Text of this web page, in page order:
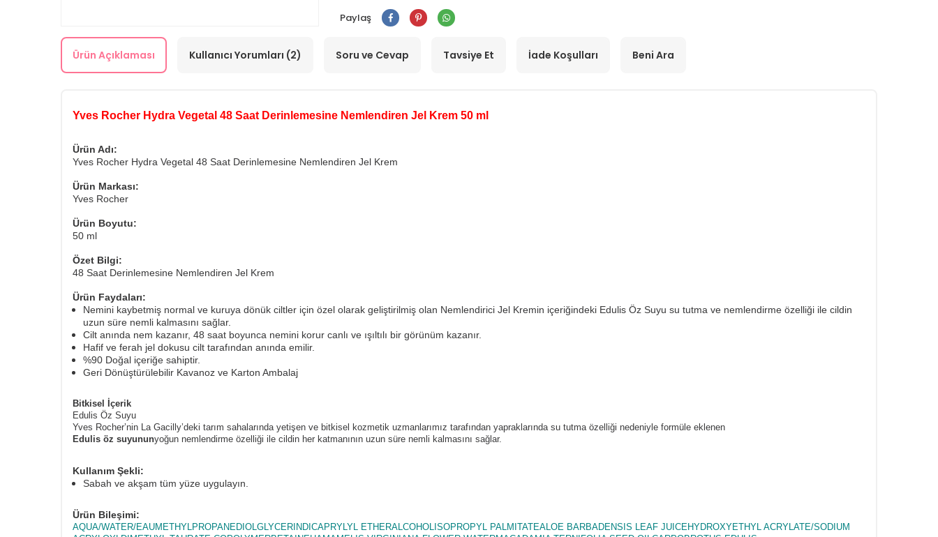
Paylaş
Ürün Açıklaması Kullanıcı Yorumları (2) Soru ve Cevap Tavsiye Et İade Koşulları Beni Ara
Yves Rocher Hydra Vegetal 48 Saat Derinlemesine Nemlendiren Jel Krem 50 ml
Ürün Adı:
Yves Rocher Hydra Vegetal 48 Saat Derinlemesine Nemlendiren Jel Krem
Ürün Markası:
Yves Rocher
Ürün Boyutu:
50 ml
Özet Bilgi:
48 Saat Derinlemesine Nemlendiren Jel Krem
Ürün Faydaları:
Nemini kaybetmiş normal ve kuruya dönük ciltler için özel olarak geliştirilmiş olan Nemlendirici Jel Kremin içeriğindeki Edulis Öz Suyu su tutma ve nemlendirme özelliği ile cildin
uzun süre nemli kalmasını sağlar.
Cilt anında nem kazanır, 48 saat boyunca nemini korur canlı ve ışıltılı bir görünüm kazanır.
Hafif ve ferah jel dokusu cilt tarafından anında emilir.
%90 Doğal içeriğe sahiptir.
Geri Dönüştürülebilir Kavanoz ve Karton Ambalaj
Bitkisel İçerik
Edulis Öz Suyu
Yves Rocher’nin La Gacilly’deki tarım sahalarında yetişen ve bitkisel kozmetik uzmanlarımız tarafından yapraklarında su tutma özelliği nedeniyle formüle eklenen
Edulis öz suyununyoğun nemlendirme özelliği ile cildin her katmanının uzun süre nemli kalmasını sağlar.
Kullanım Şekli:
Sabah ve akşam tüm yüze uygulayın.
Ürün Bileşimi:
AQUA/WATER/EAUMETHYLPROPANEDIOLGLYCERINDICAPRYLYL ETHERALCOHOLISOPROPYL PALMITATEALOE BARBADENSIS LEAF JUICEHYDROXYETHYL ACRYLATE/SODIUM